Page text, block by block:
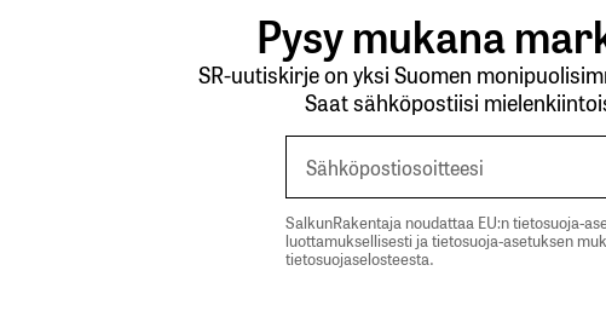
Pysy mukana
SR-uutiskirje on yksi Suomen
Saat sähköpostiisi
SalkunRakentaja noudattaa EU:n tietosuoja-
luottamuksellisesti ja tietosuoja-asetuksen
tietosuojaselosteesta.